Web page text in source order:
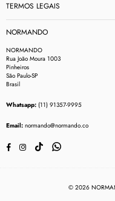
TERMOS LEGAIS
NORMANDO
NORMANDO
Rua João Moura 1003
Pinheiros
São Paulo-SP
Brasil
Whatsapp: (11) 91357-9995
Email: normando@normando.co
FacebookInstagram TikTok Whatsapp
© 2026